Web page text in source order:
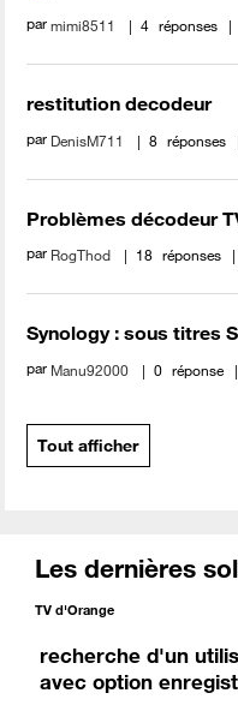
parmimi8511 4 réponses
restitution decodeur
par DenisM711 8 réponses
Problèmes décodeur
par RogThod 18 réponses
Synology : sous titres
par Manu92000 0 réponse
Tout afficher
Les dernières
TV d'Orange
recherche d'un
avec option